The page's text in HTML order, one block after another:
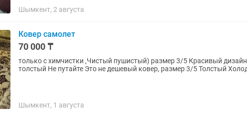
Шымкент, 2 августа
Ковер самолет
70 000 ₸
только с химчистки ,Чистый пушистый) размер 3/5 Красивый
толстый Не путайте Это не дешевый ковер, размер 3/5 Толстый
Шымкент, 1 августа